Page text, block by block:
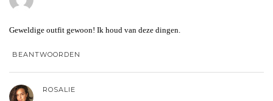
Geweldige outfit gewoon! Ik houd van deze dingen.
BEANTWOORDEN
ROSALIE